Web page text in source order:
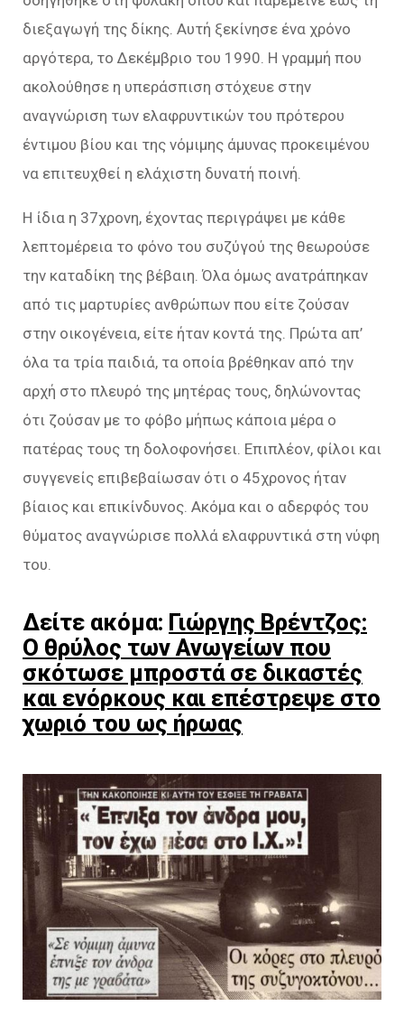
διεξαγωγή της δίκης. Αυτή ξεκίνησε ένα χρόνο
αργότερα, το Δεκέμβριο του 1990. Η γραμμή που
ακολούθησε η υπεράσπιση στόχευε στην
αναγνώριση των ελαφρυντικών του πρότερου
έντιμου βίου και της νόμιμης άμυνας προκειμένου
να επιτευχθεί η ελάχιστη δυνατή ποινή.
Η ίδια η 37χρονη, έχοντας περιγράψει με κάθε
λεπτομέρεια το φόνο του συζύγού της θεωρούσε
την καταδίκη της βέβαιη. Όλα όμως ανατράπηκαν
από τις μαρτυρίες ανθρώπων που είτε ζούσαν
στην οικογένεια, είτε ήταν κοντά της. Πρώτα απ’
όλα τα τρία παιδιά, τα οποία βρέθηκαν από την
αρχή στο πλευρό της μητέρας τους, δηλώνοντας
ότι ζούσαν με το φόβο μήπως κάποια μέρα ο
πατέρας τους τη δολοφονήσει. Επιπλέον, φίλοι και
συγγενείς επιβεβαίωσαν ότι ο 45χρονος ήταν
βίαιος και επικίνδυνος. Ακόμα και ο αδερφός του
θύματος αναγνώρισε πολλά ελαφρυντικά στη νύφη
του.
Δείτε ακόμα: Γιώργης Βρέντζος:
Ο θρύλος των Ανωγείων που
σκότωσε μπροστά σε δικαστές
και ενόρκους και επέστρεψε στο
χωριό του ως ήρωας